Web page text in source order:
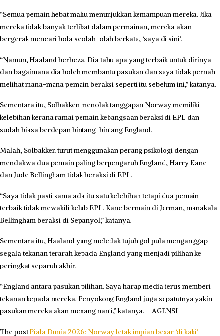
“Semua pemain hebat mahu menunjukkan kemampuan mereka. Jika
mereka tidak banyak terlibat dalam permainan, mereka akan
bergerak mencari bola seolah-olah berkata, ‘saya di sini’.
“Namun, Haaland berbeza. Dia tahu apa yang terbaik untuk dirinya
dan bagaimana dia boleh membantu pasukan dan saya tidak pernah
melihat mana-mana pemain beraksi seperti itu sebelum ini,” katanya.
Sementara itu, Solbakken menolak tanggapan Norway memiliki
kelebihan kerana ramai pemain kebangsaan beraksi di EPL dan
sudah biasa berdepan bintang-bintang England.
Malah, Solbakken turut menggunakan perang psikologi dengan
mendakwa dua pemain paling berpengaruh England, Harry Kane
dan Jude Bellingham tidak beraksi di EPL.
“Saya tidak pasti sama ada itu satu kelebihan tetapi dua pemain
terbaik tidak mewakili kelab EPL. Kane bermain di Jerman, manakala
Bellingham beraksi di Sepanyol,” katanya.
Sementara itu, Haaland yang meledak tujuh gol pula menganggap
segala tekanan terarah kepada England yang menjadi pilihan ke
peringkat separuh akhir.
“England antara pasukan pilihan. Saya harap media terus memberi
tekanan kepada mereka. Penyokong England juga sepatutnya yakin
pasukan mereka akan menang nanti,” katanya. – AGENSI
The postPiala Dunia 2026: Norway letak impian besar ‘di kaki’